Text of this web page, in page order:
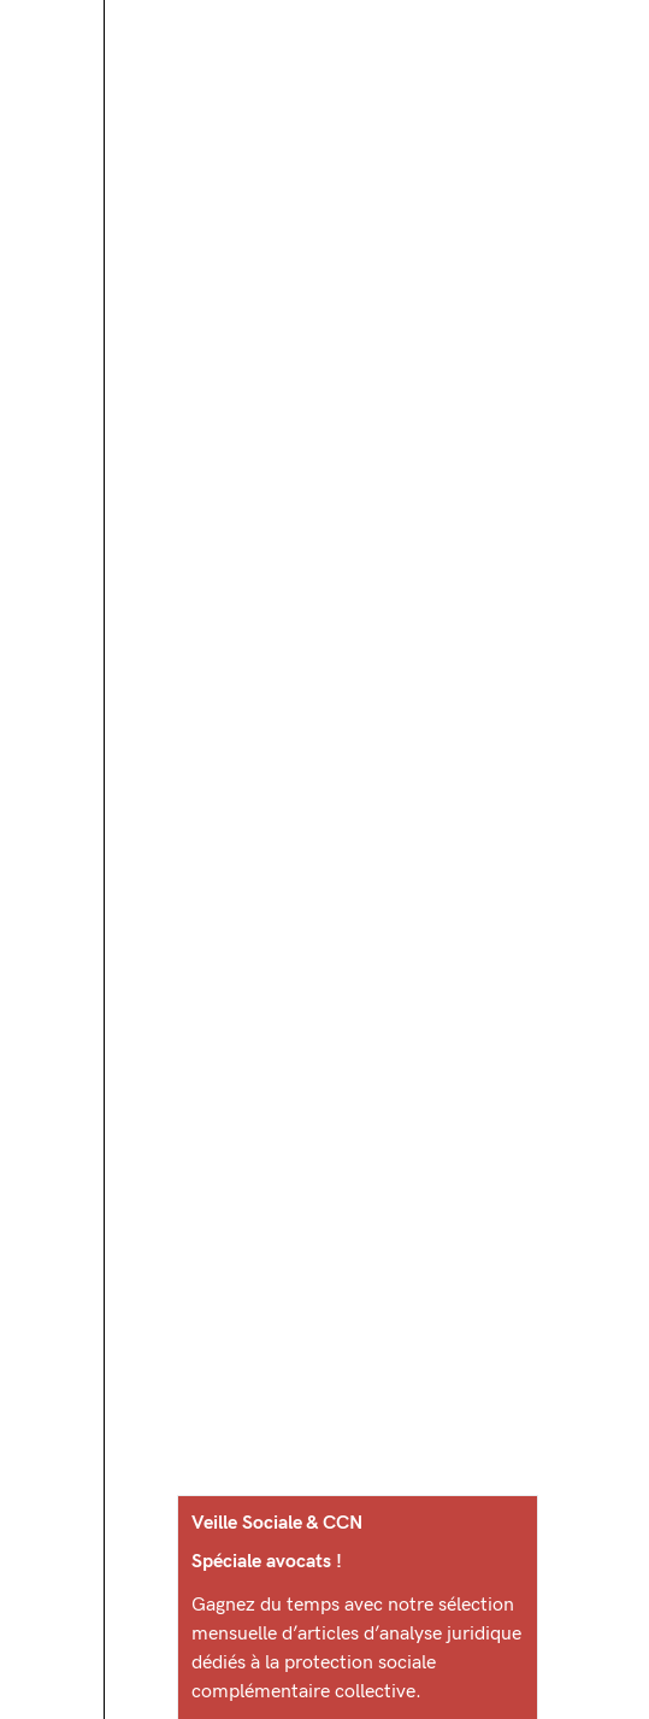
Veille Sociale & CCN
Spéciale avocats !
Gagnez du temps avec notre sélection
mensuelle d’articles d’analyse juridique
dédiés à la protection sociale
complémentaire collective.